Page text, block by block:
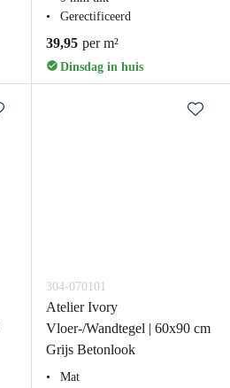
Gerectificeerd
39,95 per m²
Dinsdag in huis
304-070101
Atelier Ivory
Vloer-/Wandtegel | 60x90 cm
Grijs Betonlook
Mat